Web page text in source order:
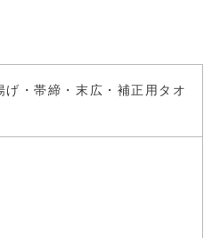
・帯締・末広・補正用タオ